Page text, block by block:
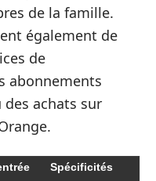
de la famille.
également de
de
abonnements
achats sur
Spécificités